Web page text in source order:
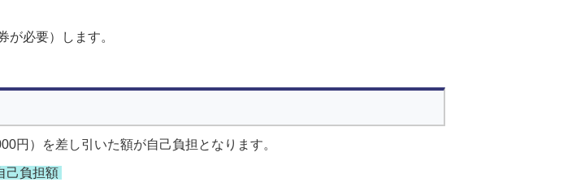
必要）します。
円）を差し引いた額が自己負担となります。
己負担額